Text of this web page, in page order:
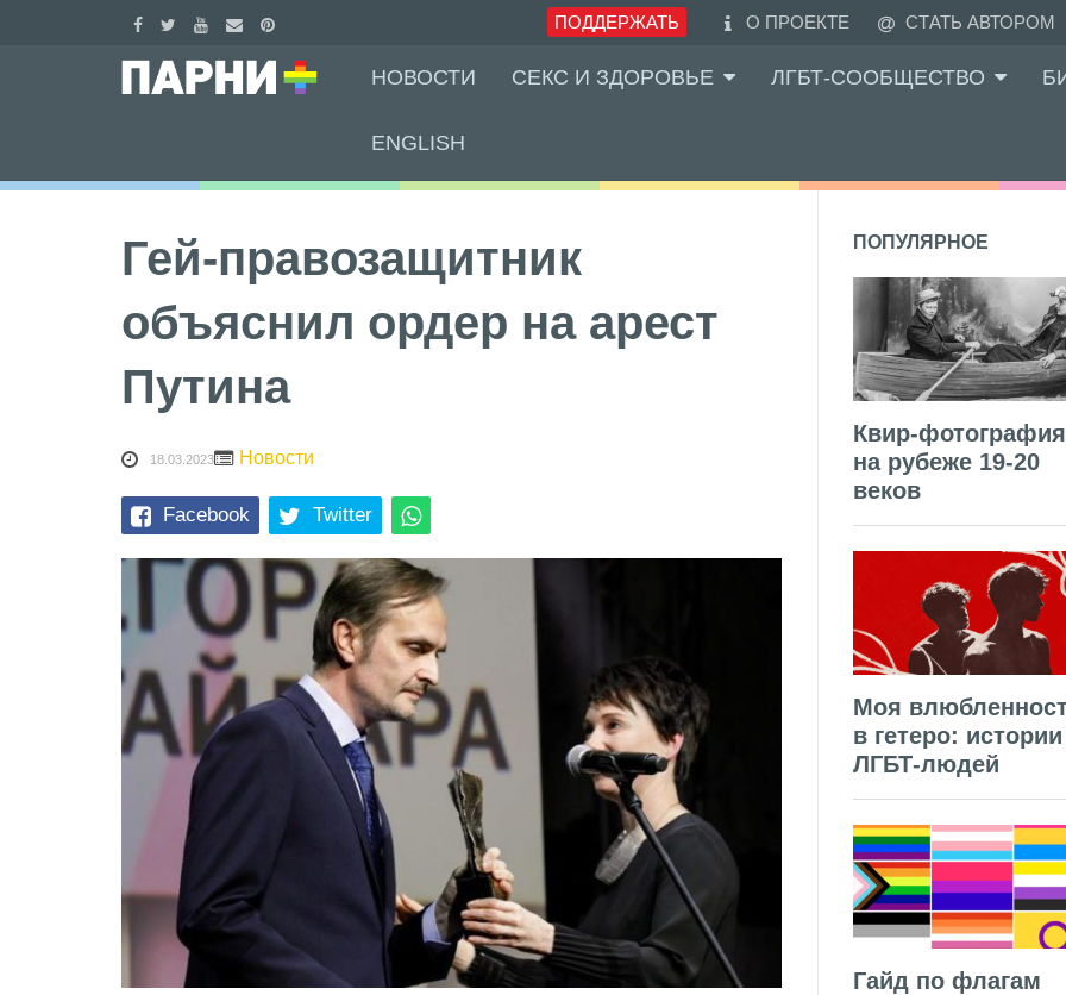
ПОДДЕРЖАТЬ О ПРОЕКТЕ СТАТЬ АВТОРОМ
НОВОСТИ СЕКС И ЗДОРОВЬЕ ЛГБТ-СООБЩЕСТВО
ENGLISH
Гей-правозащитник
объяснил ордер на арест
Путина
18.03.2023 Новости
Facebook Twitter
ПОПУЛЯРНОЕ
Квир-фотография
на рубеже 19-20
веков
Моя
в гетеро: истории
ЛГБТ-людей
Гайд по флагам